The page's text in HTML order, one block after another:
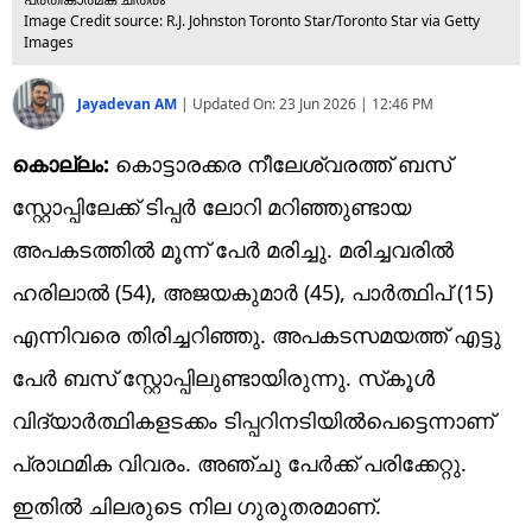
Image Credit source: R.J. Johnston Toronto Star/Toronto Star via Getty
Images
Jayadevan AM | Updated On:23 Jun 2026 | 12:46 PM
കൊല്ലം: കൊട്ടാരക്കര നീലേശ്വരത്ത് ബസ്
സ്റ്റോപ്പിലേക്ക് ടിപ്പര്‍ ലോറി മറിഞ്ഞുണ്ടായ
അപകടത്തില്‍ മൂന്ന്‌ പേര്‍ മരിച്ചു. മരിച്ചവരില്‍
ഹരിലാല്‍ (54), അജയകുമാര്‍ (45), പാര്‍ത്ഥിപ് (15)
എന്നിവരെ തിരിച്ചറിഞ്ഞു. അപകടസമയത്ത് എട്ടു
പേര്‍ ബസ് സ്റ്റോപ്പിലുണ്ടായിരുന്നു. സ്‌കൂള്‍
വിദ്യാര്‍ത്ഥികളടക്കം ടിപ്പറിനടിയില്‍പെട്ടെന്നാണ്
പ്രാഥമിക വിവരം. അഞ്ചു പേര്‍ക്ക് പരിക്കേറ്റു.
ഇതില്‍ ചിലരുടെ നില ഗുരുതരമാണ്.